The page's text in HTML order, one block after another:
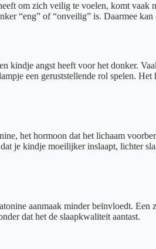
om zich veilig te voelen, komt
“eng” of “onveilig” is. Daarmee
kindje angst heeft voor het donker.
een geruststellende rol spelen.
het hormoon dat het lichaam
je kindje moeilijker inslaapt, lichter
aanmaak minder beïnvloedt.
dat het de slaapkwaliteit aantast.